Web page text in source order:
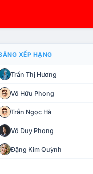
CHẾ TÀI XỬ LÝ VI PHẠM
XẾP HẠNG
Trần Thị Hương
Võ Hữu Phong
Trần Ngọc Hà
Võ Duy Phong
Đặng Kim Quỳnh